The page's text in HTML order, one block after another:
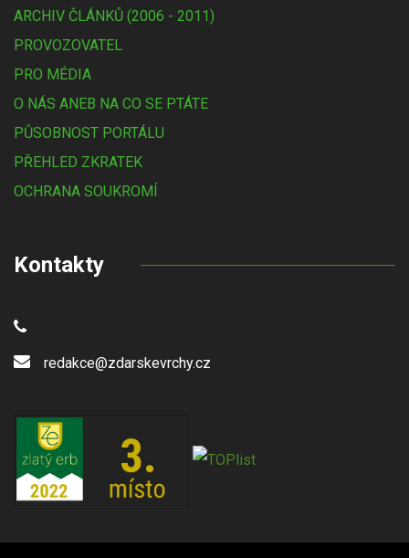
ARCHIV ČLÁNKŮ (2006 - 2011)
PROVOZOVATEL
PRO MÉDIA
O NÁS ANEB NA CO SE PTÁTE
PŮSOBNOST PORTÁLU
PŘEHLED ZKRATEK
OCHRANA SOUKROMÍ
Kontakty
redakce@zdarskevrchy.cz